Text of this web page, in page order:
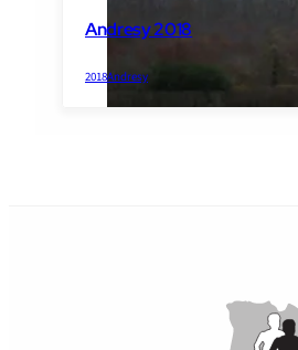
Andresy 2018
2018Andresy